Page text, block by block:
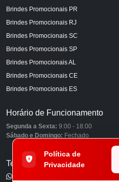
Brindes Promocionais PR
Brindes Promocionais RJ
Brindes Promocionais SC
Brindes Promocionais SP
Brindes Promocionais AL
Brindes Promocionais CE
Brindes Promocionais ES
Horário de Funcionamento
Segunda a Sexta: 9:00 - 18:00
Sábado e Domingo: Fechado
Telefones
Política de
Privacidade